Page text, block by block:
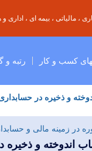
، بیمه ای ،
کسب و کار رتبه و
و ذخیره در
در زمینه مالی و
اندوخته و